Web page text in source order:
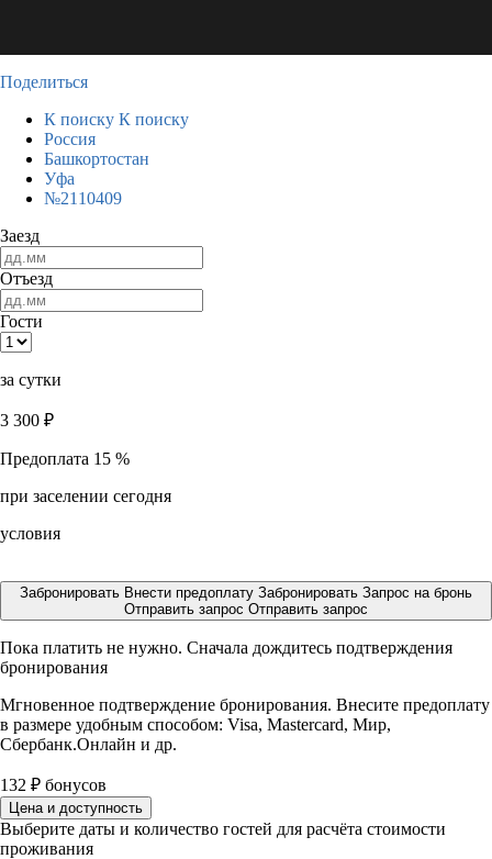
Поделиться
К поиску К поиску
Россия
Башкортостан
Уфа
№2110409
Заезд
Отъезд
Гости
за сутки
3 300 ₽
Предоплата 15 %
при заселении сегодня
условия
Забронировать Внести предоплату Забронировать Запрос на бронь
Отправить запрос Отправить запрос
Пока платить не нужно. Сначала дождитесь подтверждения
бронирования
Мгновенное подтверждение бронирования. Внесите предоплату
в размере удобным способом: Visa, Mastercard, Мир,
Сбербанк.Онлайн и др.
132 ₽ бонусов
Цена и доступность
Выберите даты и количество гостей для расчёта стоимости
проживания